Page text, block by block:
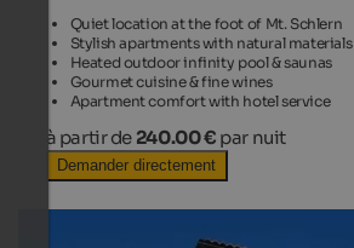
Quiet location at the foot of Mt. Schlern
Stylish apartments with natural materials
Heated outdoor infinity pool & saunas
Gourmet cuisine & fine wines
Apartment comfort with hotel service
à partir de 240.00 € par nuit
Demander directement